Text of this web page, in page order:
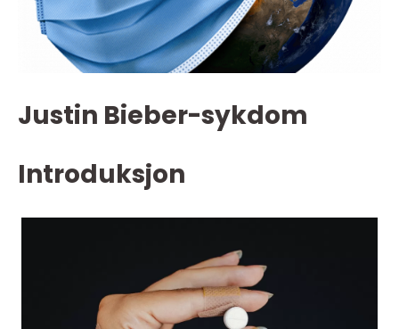
Justin Bieber-sykdom
Introduksjon